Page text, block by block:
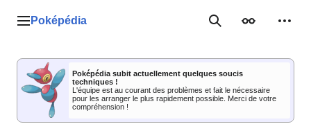
Menu principal
Poképédia RechercherApparence
Poképédia subit actuellement quelques soucis
techniques !
L'équipe est au courant des problèmes et fait le nécessaire
pour les arranger le plus rapidement possible. Merci de votre
compréhension !